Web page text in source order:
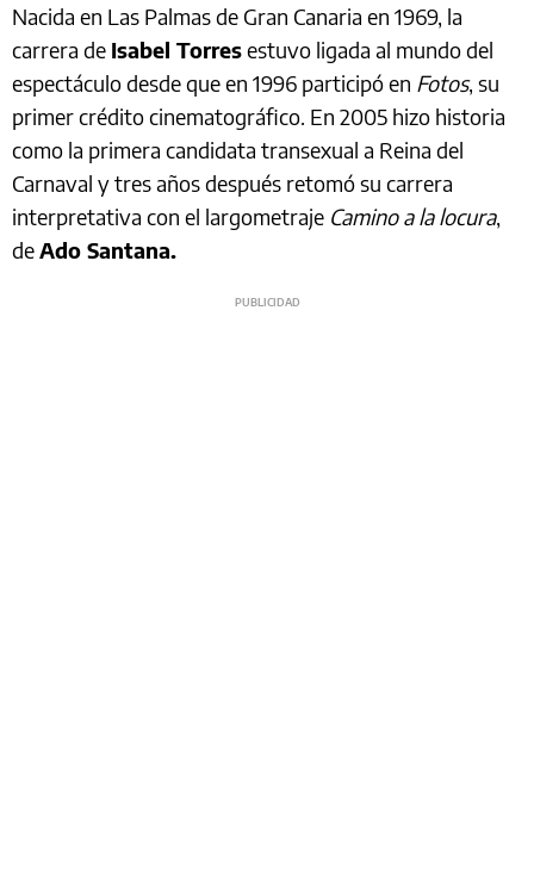
Nacida en Las Palmas de Gran Canaria en 1969, la
carrera de Isabel Torresestuvo ligada al mundo del
espectáculo desde que en 1996 participó en Fotos, su
primer crédito cinematográfico. En 2005 hizo historia
como la primera candidata transexual a Reina del
Carnaval y tres años después retomó su carrera
interpretativa con el largometraje Camino a la locura,
deAdo Santana.